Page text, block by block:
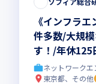
《インフラ
件多数/大規
す！/年休125
い環境です！
ネットワーク
東京都、その他